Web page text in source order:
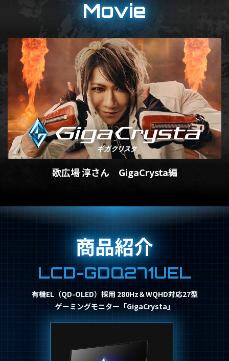
Movie
歌広場 淳さん GigaCrysta編
商品紹介
LCD-GDQ271UEL
有機EL（QD-OLED）採用 280Hz＆WQHD対応27型
ゲーミングモニター「GigaCrysta」